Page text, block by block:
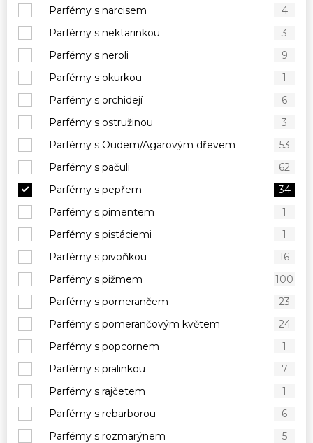
Parfémy s narcisem
4
Parfémy s nektarinkou
3
Parfémy s neroli
9
Parfémy s okurkou
1
Parfémy s orchidejí
6
Parfémy s ostružinou
3
Parfémy s Oudem/Agarovým dřevem
53
Parfémy s pačuli
62
Parfémy s pepřem
34
Parfémy s pimentem
1
Parfémy s pistáciemi
1
Parfémy s pivoňkou
16
Parfémy s pižmem
100
Parfémy s pomerančem
23
Parfémy s pomerančovým květem
24
Parfémy s popcornem
1
Parfémy s pralinkou
7
Parfémy s rajčetem
1
Parfémy s rebarborou
6
Parfémy s rozmarýnem
5